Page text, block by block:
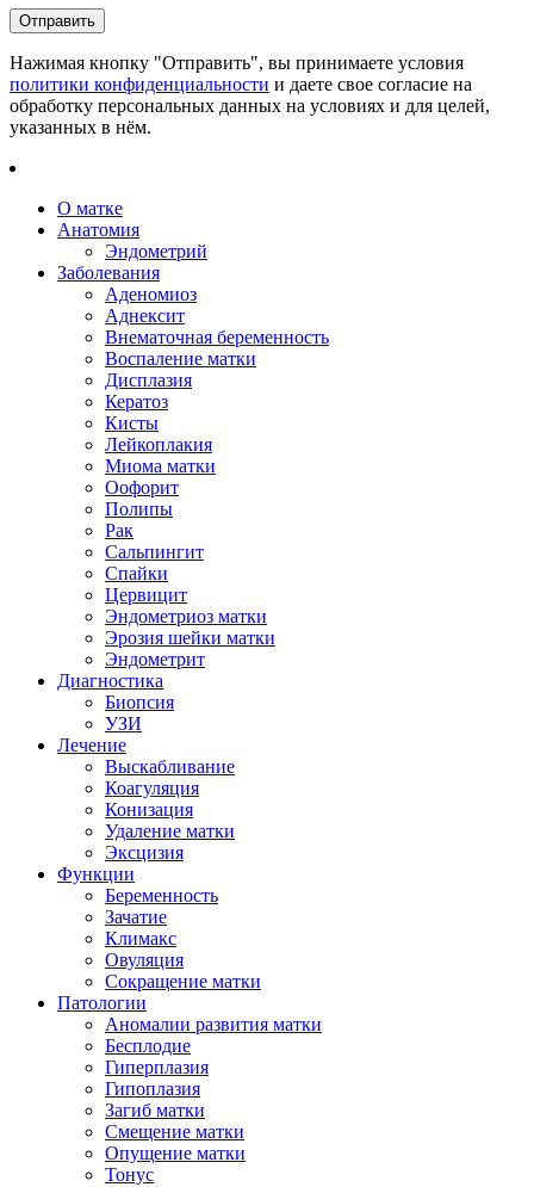
Нажимая кнопку "Отправить", вы принимаете условия
политики конфиденциальности и даете свое согласие на
обработку персональных данных на условиях и для целей,
указанных в нём.
О матке
Анатомия
Эндометрий
Заболевания
Аденомиоз
Аднексит
Внематочная беременность
Воспаление матки
Дисплазия
Кератоз
Кисты
Лейкоплакия
Миома матки
Оофорит
Полипы
Рак
Сальпингит
Спайки
Цервицит
Эндометриоз матки
Эрозия шейки матки
Эндометрит
Диагностика
Биопсия
УЗИ
Лечение
Выскабливание
Коагуляция
Конизация
Удаление матки
Эксцизия
Функции
Беременность
Зачатие
Климакс
Овуляция
Сокращение матки
Патологии
Аномалии развития матки
Бесплодие
Гиперплазия
Гипоплазия
Загиб матки
Смещение матки
Опущение матки
Тонус